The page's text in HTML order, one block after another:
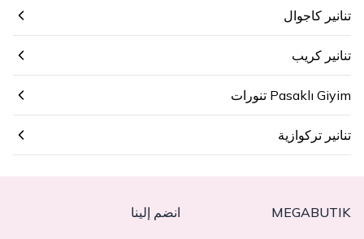
تنانير كاجوال
تنانير كريب
Pasaklı Giyim تنورات
تنانير تركوازية
MEGABUTIK انضم إلينا